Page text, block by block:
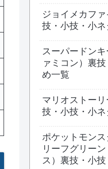
ジョイメカフ
技・小技・小
スーパードン
ァミコン）裏
め一覧
マリオストー
技・小技・小
ポケットモンス
リーフグリー
ス）裏技・小